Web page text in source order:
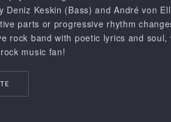
Deniz Keskin (Bass) and André von
parts or progressive rhythm
rock band with poetic lyrics and
music fan!